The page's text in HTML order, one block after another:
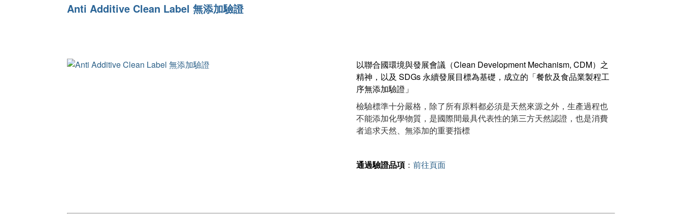
Anti Additive Clean Label 無添加驗證
以聯合國環境與發展會議（Clean Development Mechanism, CDM）之
精神，以及 SDGs 永續發展目標為基礎，成立的「餐飲及食品業製程工
序無添加驗證」
檢驗標準十分嚴格，除了所有原料都必須是天然來源之外，生產過程也
不能添加化學物質，是國際間最具代表性的第三方天然認證，也是消費
者追求天然、無添加的重要指標
通過驗證品項 ： 前往頁面